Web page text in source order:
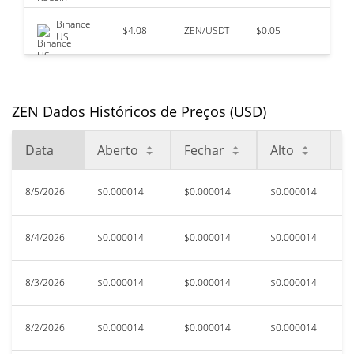
Binance
US
$4.08 ZEN/USDT $0.05
ZEN Dados Históricos de Preços (USD)
Data Aberto Fechar Alto
8/5/2026 $0.000014 $0.000014 $0.000014
8/4/2026 $0.000014 $0.000014 $0.000014
8/3/2026 $0.000014 $0.000014 $0.000014
8/2/2026 $0.000014 $0.000014 $0.000014